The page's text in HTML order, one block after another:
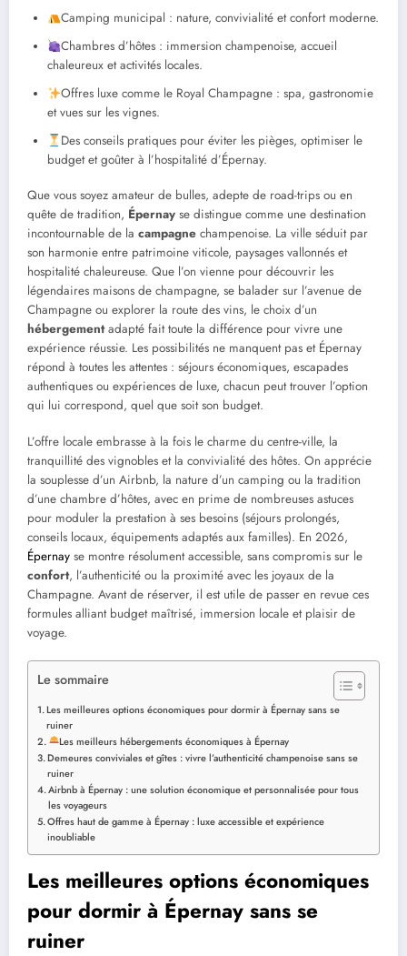
Camping municipal : nature, convivialité et confort moderne.
Chambres d’hôtes : immersion champenoise, accueil
chaleureux et activités locales.
Offres luxe comme le Royal Champagne : spa, gastronomie
et vues sur les vignes.
Des conseils pratiques pour éviter les pièges, optimiser le
budget et goûter à l’hospitalité d’Épernay.
Que vous soyez amateur de bulles, adepte de road-trips ou en
quête de tradition, Épernay se distingue comme une destination
incontournable de la campagne champenoise. La ville séduit par
son harmonie entre patrimoine viticole, paysages vallonnés et
hospitalité chaleureuse. Que l’on vienne pour découvrir les
légendaires maisons de champagne, se balader sur l’avenue de
Champagne ou explorer la route des vins, le choix d’un
hébergementadapté fait toute la différence pour vivre une
expérience réussie. Les possibilités ne manquent pas et Épernay
répond à toutes les attentes : séjours économiques, escapades
authentiques ou expériences de luxe, chacun peut trouver l’option
qui lui correspond, quel que soit son budget.
L’offre locale embrasse à la fois le charme du centre-ville, la
tranquillité des vignobles et la convivialité des hôtes. On apprécie
la souplesse d’un Airbnb, la nature d’un camping ou la tradition
d’une chambre d’hôtes, avec en prime de nombreuses astuces
pour moduler la prestation à ses besoins (séjours prolongés,
conseils locaux, équipements adaptés aux familles). En 2026,
Épernay se montre résolument accessible, sans compromis sur le
confort, l’authenticité ou la proximité avec les joyaux de la
Champagne. Avant de réserver, il est utile de passer en revue ces
formules alliant budget maîtrisé, immersion locale et plaisir de
voyage.
Le sommaire
Les meilleures options économiques pour dormir à Épernay sans se
ruiner
Les meilleurs hébergements économiques à Épernay
Demeures conviviales et gîtes : vivre l’authenticité champenoise sans se
ruiner
Airbnb à Épernay : une solution économique et personnalisée pour tous
les voyageurs
Offres haut de gamme à Épernay : luxe accessible et expérience
inoubliable
Les meilleures options économiques
pour dormir à Épernay sans se
ruiner